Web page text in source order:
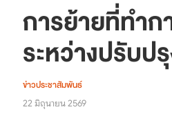
การย้ายที่ทำก
ระหว่างปรับป
ข่าวประชาสัมพันธ์
22 มิถุนายน 2569